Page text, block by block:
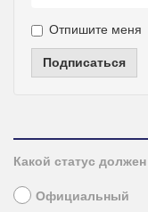
Отпишите меня
Подписаться
Какой статус
Официальный